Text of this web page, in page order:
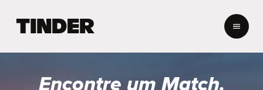
a
Encontre um Match.